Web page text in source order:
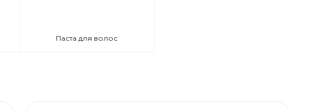
Паста для волос